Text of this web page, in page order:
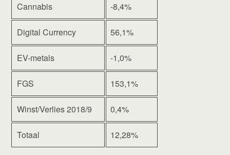
Cannabis -8,4%
Digital Currency 56,1%
EV-metals -1,0%
FGS 153,1%
Winst/Verlies 2018/9 0,4%
Totaal 12,28%